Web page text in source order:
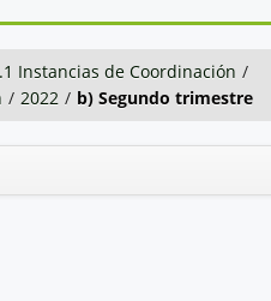
Instancias de Coordinación /
/ 2022 / b) Segundo trimestre